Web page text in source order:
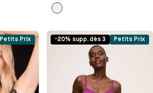
Petits Prix -20% supp. dès 3 Petits Prix